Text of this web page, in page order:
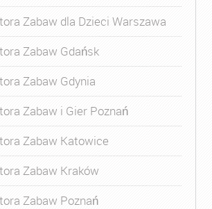
Zabaw dla Dzieci Warszawa
Zabaw Gdańsk
Zabaw Gdynia
Zabaw i Gier Poznań
Zabaw Katowice
Zabaw Kraków
Zabaw Poznań